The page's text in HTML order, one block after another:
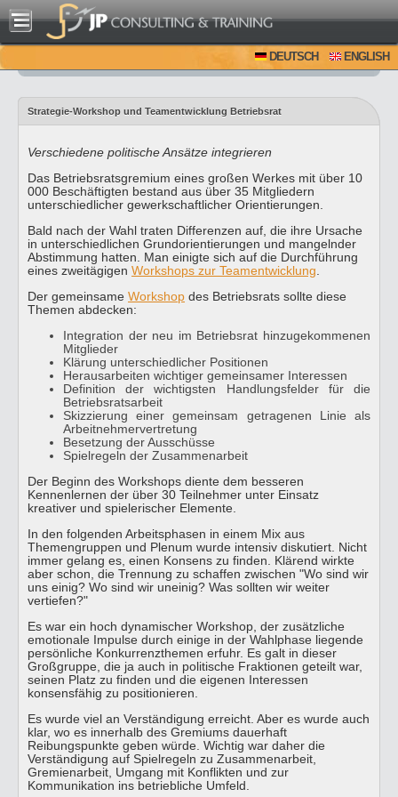
DEUTSCH ENGLISH
Strategie-Workshop und Teamentwicklung Betriebsrat
Verschiedene politische Ansätze integrieren
Das Betriebsratsgremium eines großen Werkes mit über 10
000 Beschäftigten bestand aus über 35 Mitgliedern
unterschiedlicher gewerkschaftlicher Orientierungen.
Bald nach der Wahl traten Differenzen auf, die ihre Ursache
in unterschiedlichen Grundorientierungen und mangelnder
Abstimmung hatten. Man einigte sich auf die Durchführung
eines zweitägigen Workshops zur Teamentwicklung
Der gemeinsame Workshop des Betriebsrats sollte diese
Themen abdecken:
Integration der neu im Betriebsrat hinzugekommenen
Mitglieder
Klärung unterschiedlicher Positionen
Herausarbeiten wichtiger gemeinsamer Interessen
Definition der wichtigsten Handlungsfelder für die
Betriebsratsarbeit
Skizzierung einer gemeinsam getragenen Linie als
Arbeitnehmervertretung
Besetzung der Ausschüsse
Spielregeln der Zusammenarbeit
Der Beginn des Workshops diente dem besseren
Kennenlernen der über 30 Teilnehmer unter Einsatz
kreativer und spielerischer Elemente.
In den folgenden Arbeitsphasen in einem Mix aus
Themengruppen und Plenum wurde intensiv diskutiert. Nicht
immer gelang es, einen Konsens zu finden. Klärend wirkte
aber schon, die Trennung zu schaffen zwischen "Wo sind wir
uns einig? Wo sind wir uneinig? Was sollten wir weiter
vertiefen?"
Es war ein hoch dynamischer Workshop, der zusätzliche
emotionale Impulse durch einige in der Wahlphase liegende
persönliche Konkurrenzthemen erfuhr. Es galt in dieser
Großgruppe, die ja auch in politische Fraktionen geteilt war,
seinen Platz zu finden und die eigenen Interessen
konsensfähig zu positionieren.
Es wurde viel an Verständigung erreicht. Aber es wurde auch
klar, wo es innerhalb des Gremiums dauerhaft
Reibungspunkte geben würde. Wichtig war daher die
Verständigung auf Spielregeln zu Zusammenarbeit,
Gremienarbeit, Umgang mit Konflikten und zur
Kommunikation ins betriebliche Umfeld.